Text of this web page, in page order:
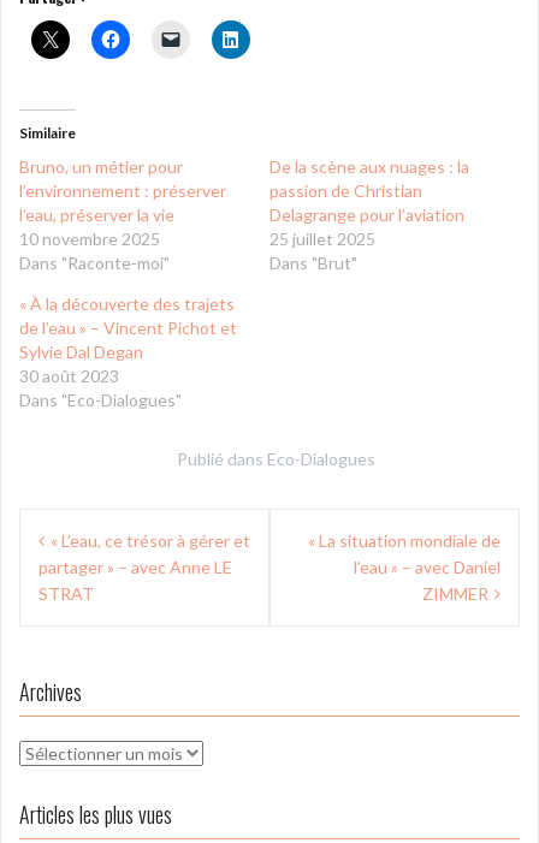
Similaire
Bruno, un métier pour
l’environnement : préserver
l’eau, préserver la vie
10 novembre 2025
Dans "Raconte-moi"
De la scène aux nuages : la
passion de Christian
Delagrange pour l’aviation
25 juillet 2025
Dans "Brut"
« À la découverte des trajets
de l’eau » – Vincent Pichot et
Sylvie Dal Degan
30 août 2023
Dans "Eco-Dialogues"
Publié dans Eco-Dialogues
Navigation
de
l’article
« L’eau, ce trésor à gérer et
partager » – avec Anne LE
STRAT
« La situation mondiale de
l’eau » – avec Daniel
ZIMMER
Archives
Archives
Articles les plus vues